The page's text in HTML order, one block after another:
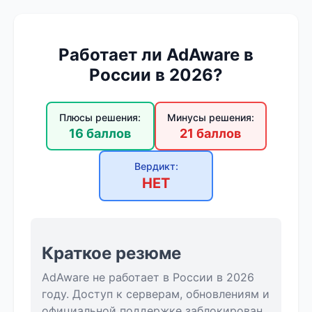
Работает ли AdAware в
России в 2026?
Плюсы решения:
16 баллов
Минусы решения:
21 баллов
Вердикт:
НЕТ
Краткое резюме
AdAware не работает в России в 2026
году. Доступ к серверам, обновлениям и